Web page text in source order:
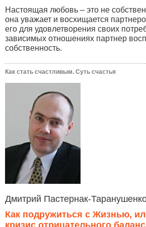
Настоящая любовь – это не
она уважает и восхищается
его для удовлетворения своих
зависимых отношениях партнер
собственность.
Как стать счастливым. Суть счастья
Дмитрий Пастернак-
Как подружиться с Жизнью,